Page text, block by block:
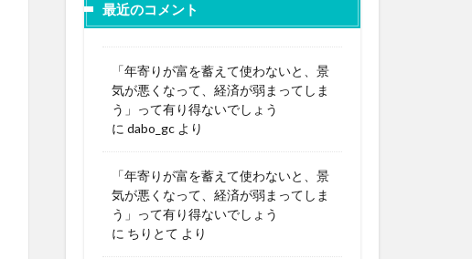
最近のコメント
「年寄りが富を蓄えて使わないと、景
気が悪くなって、経済が弱まってしま
う」って有り得ないでしょう
に dabo_gc より
「年寄りが富を蓄えて使わないと、景
気が悪くなって、経済が弱まってしま
う」って有り得ないでしょう
に ちりとて より